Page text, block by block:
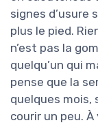
signes d’usure
plus le pied.
n’est pas la
quelqu’un qui
pense que la
quelques mois,
courir un peu.